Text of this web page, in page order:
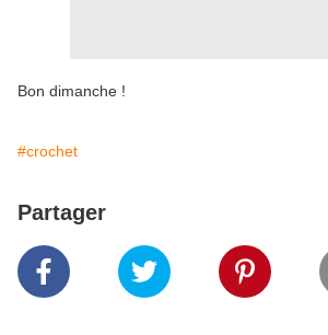
Bon dimanche !
#crochet
Partager